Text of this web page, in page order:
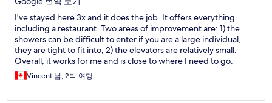
I've stayed here 3x and it does the job. It offers everything
including a restaurant. Two areas of improvement are: 1) the
showers can be difficult to enter if you are a large individual,
they are tight to fit into; 2) the elevators are relatively small.
Overall, it works for me and is close to where I need to go.
Vincent 님, 2박 여행